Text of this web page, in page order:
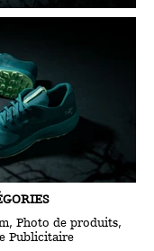
Photo de produits,
Publicitaire